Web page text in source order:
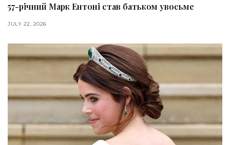
57-річний Марк Ентоні став батьком увосьме
JULY 22, 2026